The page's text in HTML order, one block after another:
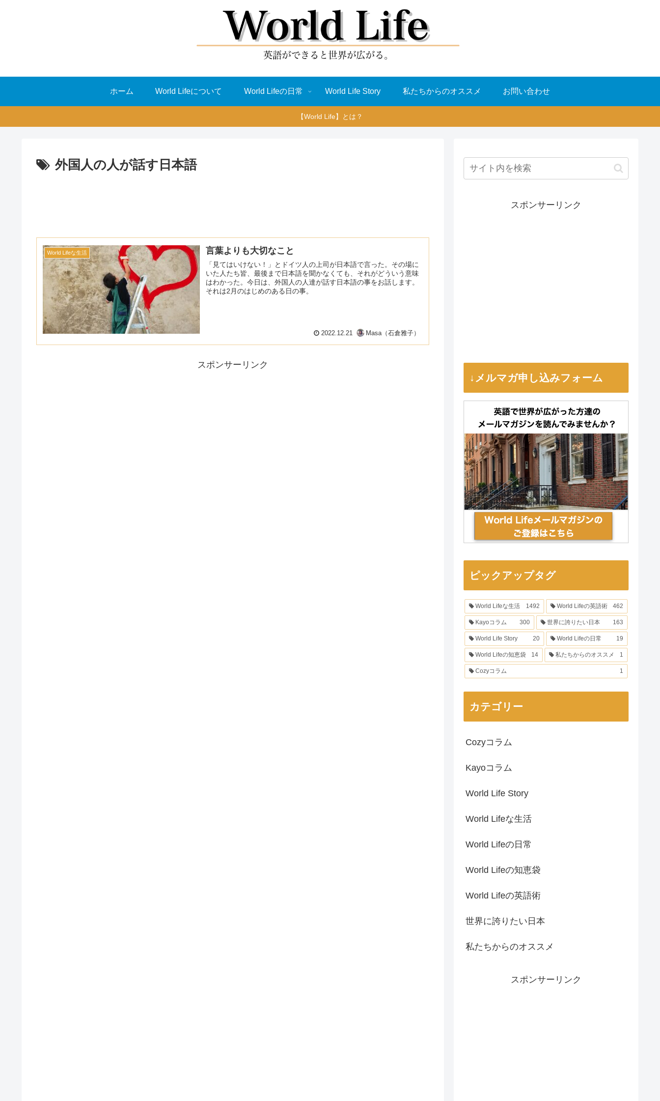
ホーム World Lifeについて World Lifeの日常 World Life Story 私たちからのオススメ お問い合わせ
【World Life】とは？
外国人の人が話す日本語
World Lifeな生活 言葉よりも大切なこと
「見てはいけない！」とドイツ人の上司が日本語で言った。その場に
いた人たち皆、最後まで日本語を聞かなくても、それがどういう意味
はわかった。今日は、外国人の人達が話す日本語の事をお話します。
それは2月のはじめのある日の事。
2022.12.21 Masa（石倉雅子）
スポンサーリンク
スポンサーリンク
↓メルマガ申し込みフォーム
ピックアップタグ
World Lifeな生活 1492 World Lifeの英語術 462
Kayoコラム 300 世界に誇りたい日本 163
World Life Story 20 World Lifeの日常 19
World Lifeの知恵袋 14 私たちからのオススメ 1
Cozyコラム 1
カテゴリー
Cozyコラム
Kayoコラム
World Life Story
World Lifeな生活
World Lifeの日常
World Lifeの知恵袋
World Lifeの英語術
世界に誇りたい日本
私たちからのオススメ
スポンサーリンク